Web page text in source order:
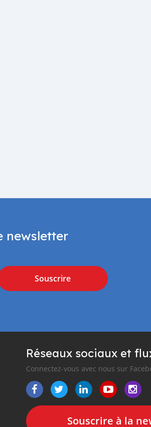
newsletter
Souscrire
Réseaux sociaux et
Connectez-vous avec nous sur
Souscrire à la